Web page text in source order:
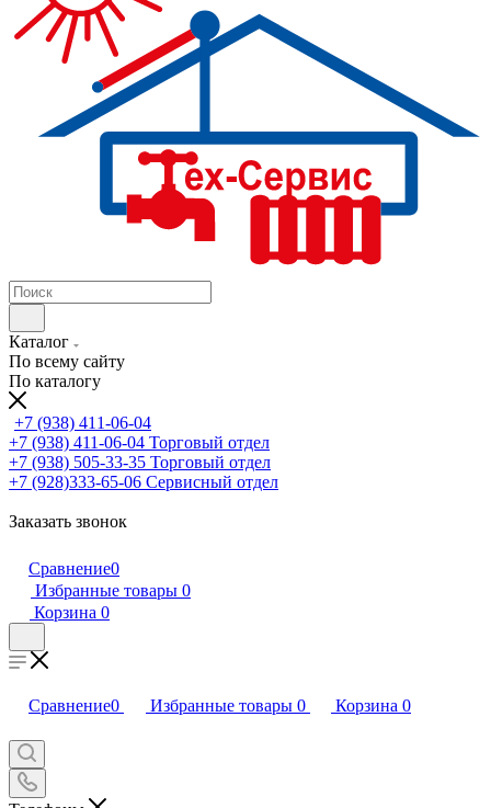
Каталог
По всему сайту
По каталогу
+7 (938) 411-06-04
+7 (938) 411-06-04 Торговый отдел
+7 (938) 505-33-35 Торговый отдел
+7 (928)333-65-06 Сервисный отдел
Заказать звонок
Сравнение0
Избранные товары 0
Корзина 0
Сравнение0 Избранные товары 0 Корзина 0